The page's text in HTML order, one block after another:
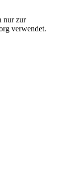
nur zur
verwendet.